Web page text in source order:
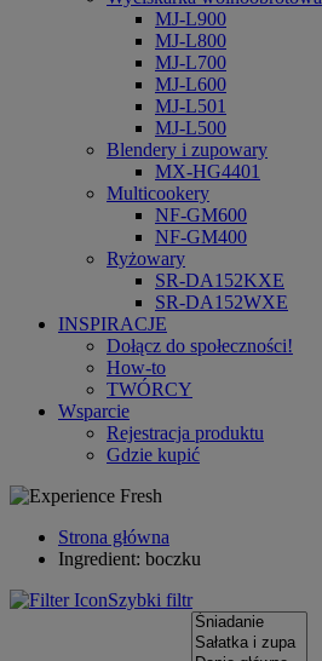
MJ-L900
MJ-L800
MJ-L700
MJ-L600
MJ-L501
MJ-L500
Blendery i zupowary
MX-HG4401
Multicookery
NF-GM600
NF-GM400
Ryżowary
SR-DA152KXE
SR-DA152WXE
INSPIRACJE
Dołącz do społeczności!
How-to
TWÓRCY
Wsparcie
Rejestracja produktu
Gdzie kupić
Strona główna
Ingredient: boczku
Szybki filtr